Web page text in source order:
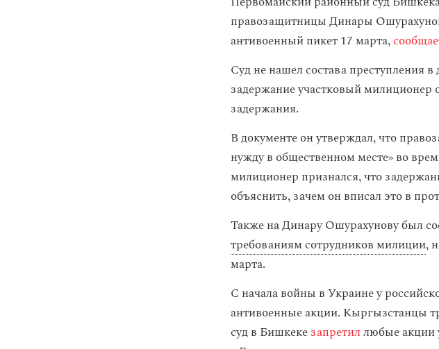
правозащитницы Динары
антивоенный пикет 17 марта,
Суд не нашел состава преступления
задержание участковый милиционер
задержания.
В документе он утверждал, что
нужду в общественном месте» во
милиционер признался, что
объяснить, зачем он вписал это в
Также на Динару Ошурахунову был
требованиям сотрудников милиции,
марта.
С начала войны в Украине у
антивоенные акции. Кыргызстанцы
суд в Бишкекезапретиллюбые акции